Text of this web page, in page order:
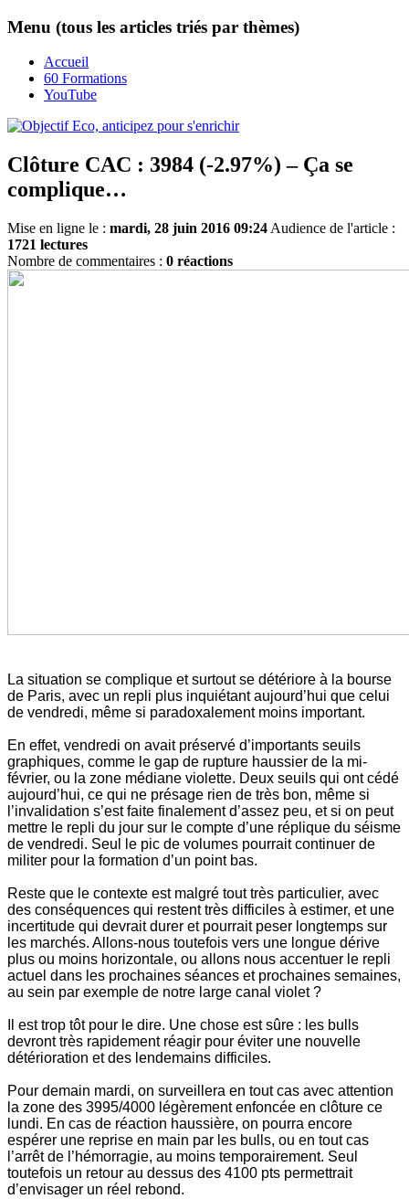
Menu (tous les articles triés par thèmes)
Accueil
60 Formations
YouTube
Clôture CAC : 3984 (-2.97%) – Ça se
complique…
Mise en ligne le : mardi, 28 juin 2016 09:24 Audience de l'article :
1721 lectures
Nombre de commentaires : 0 réactions
La situation se complique et surtout se détériore à la bourse
de Paris, avec un repli plus inquiétant aujourd’hui que celui
de vendredi, même si paradoxalement moins important.
En effet, vendredi on avait préservé d’importants seuils
graphiques, comme le gap de rupture haussier de la mi-
février, ou la zone médiane violette. Deux seuils qui ont cédé
aujourd’hui, ce qui ne présage rien de très bon, même si
l’invalidation s’est faite finalement d’assez peu, et si on peut
mettre le repli du jour sur le compte d’une réplique du séisme
de vendredi. Seul le pic de volumes pourrait continuer de
militer pour la formation d’un point bas.
Reste que le contexte est malgré tout très particulier, avec
des conséquences qui restent très difficiles à estimer, et une
incertitude qui devrait durer et pourrait peser longtemps sur
les marchés. Allons-nous toutefois vers une longue dérive
plus ou moins horizontale, ou allons nous accentuer le repli
actuel dans les prochaines séances et prochaines semaines,
au sein par exemple de notre large canal violet ?
Il est trop tôt pour le dire. Une chose est sûre : les bulls
devront très rapidement réagir pour éviter une nouvelle
détérioration et des lendemains difficiles.
Pour demain mardi, on surveillera en tout cas avec attention
la zone des 3995/4000 légèrement enfoncée en clôture ce
lundi. En cas de réaction haussière, on pourra encore
espérer une reprise en main par les bulls, ou en tout cas
l’arrêt de l’hémorragie, au moins temporairement. Seul
toutefois un retour au dessus des 4100 pts permettrait
d’envisager un réel rebond.